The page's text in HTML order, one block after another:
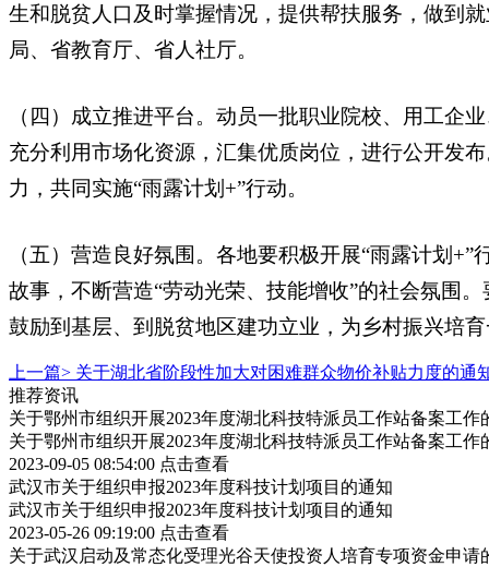
生和脱贫人口及时掌握情况，提供帮扶服务，做到
局、省教育厅、省人社厅。
（四）成立推进平台。动员一批职业院校、用工企
充分利用市场化资源，汇集优质岗位，进行公开发
力，共同实施“雨露计划+”行动。
（五）营造良好氛围。各地要积极开展“雨露计划
故事，不断营造“劳动光荣、技能增收”的社会氛围
鼓励到基层、到脱贫地区建功立业，为乡村振兴培
上一篇> 关于湖北省阶段性加大对困难群众物价补贴力度的通
推荐资讯
关于鄂州市组织开展2023年度湖北科技特派员工作站备案工作
关于鄂州市组织开展2023年度湖北科技特派员工作站备案工作
2023-09-05 08:54:00 点击查看
武汉市关于组织申报2023年度科技计划项目的通知
武汉市关于组织申报2023年度科技计划项目的通知
2023-05-26 09:19:00 点击查看
关于武汉启动及常态化受理光谷天使投资人培育专项资金申请